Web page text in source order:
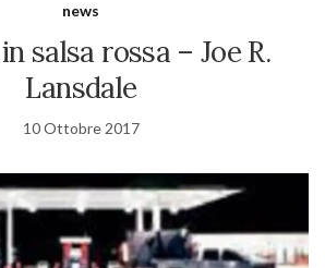
news
salsa rossa – Joe R.
Lansdale
10 Ottobre 2017